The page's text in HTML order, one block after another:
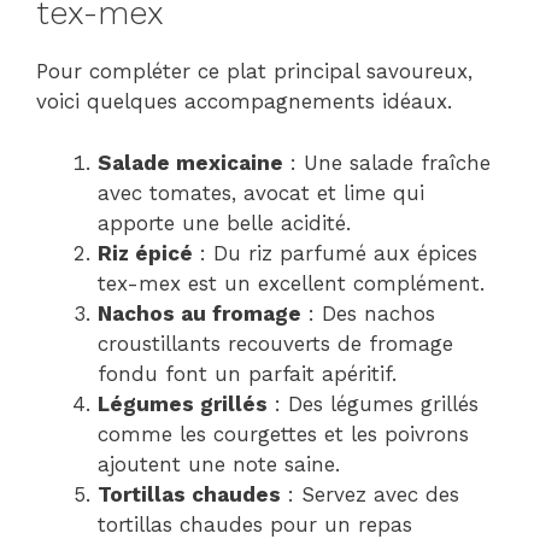
tex-mex
Pour compléter ce plat principal savoureux,
voici quelques accompagnements idéaux.
Salade mexicaine : Une salade fraîche
avec tomates, avocat et lime qui
apporte une belle acidité.
Riz épicé : Du riz parfumé aux épices
tex-mex est un excellent complément.
Nachos au fromage : Des nachos
croustillants recouverts de fromage
fondu font un parfait apéritif.
Légumes grillés : Des légumes grillés
comme les courgettes et les poivrons
ajoutent une note saine.
Tortillas chaudes : Servez avec des
tortillas chaudes pour un repas